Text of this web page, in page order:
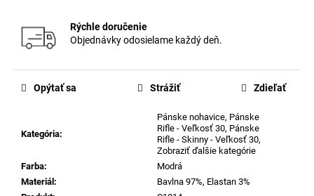
Rýchle doručenie
Objednávky odosielame každý deň.
Kategória:
Pánske nohavice, Pánske
Rifle - Veľkosť 30, Pánske
Rifle - Skinny - Veľkosť 30,
Zobraziť ďalšie kategórie
Farba:
Modrá
Materiál :
Bavlna 97%, Elastan 3%
Opýtať sa Strážiť Zdieľať